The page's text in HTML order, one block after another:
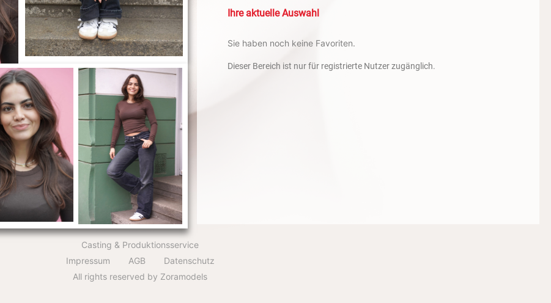
Ihre aktuelle Auswahl
Sie haben noch keine Favoriten.
Dieser Bereich ist nur für registrierte Nutzer zugänglich.
Casting & Produktionsservice
Impressum
AGB
Datenschutz
All rights reserved by Zoramodels